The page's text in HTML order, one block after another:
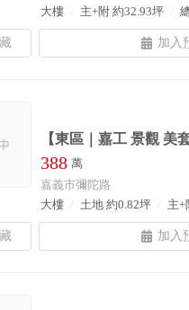
大樓
主+附 約32.93坪
【東區｜嘉工 景觀 美
388 萬
嘉義市彌陀路
大樓
土地 約0.82坪 主+